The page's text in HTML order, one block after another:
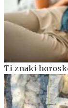
Ti znaki